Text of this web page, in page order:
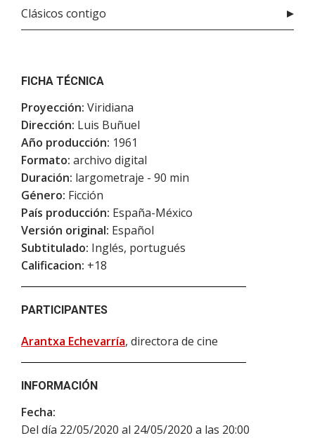
Clásicos contigo
FICHA TÉCNICA
Proyección: Viridiana
Dirección: Luis Buñuel
Año producción: 1961
Formato: archivo digital
Duración: largometraje - 90 min
Género: Ficción
País producción: España-México
Versión original: Español
Subtitulado: Inglés, portugués
Calificacion: +18
PARTICIPANTES
Arantxa Echevarría, directora de cine
INFORMACIÓN
Fecha:
Del día 22/05/2020 al 24/05/2020 a las 20:00